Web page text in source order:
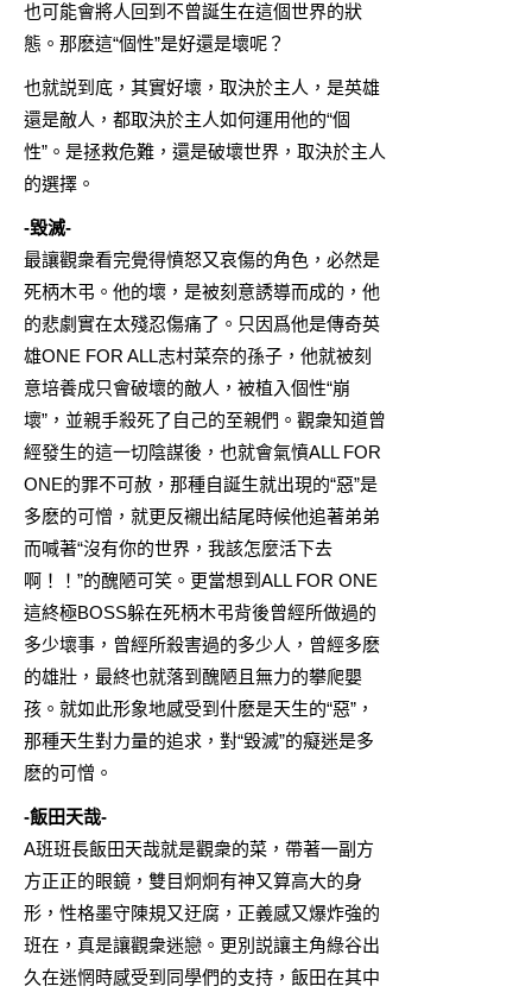
也可能會將人回到不曾誕生在這個世界的狀
態。那麽這“個性”是好還是壞呢？
也就説到底，其實好壞，取決於主人，是英雄
還是敵人，都取決於主人如何運用他的“個
性”。是拯救危難，還是破壞世界，取決於主人
的選擇。
-毀滅-
最讓觀衆看完覺得憤怒又哀傷的角色，必然是
死柄木弔。他的壞，是被刻意誘導而成的，他
的悲劇實在太殘忍傷痛了。只因爲他是傳奇英
雄ONE FOR ALL志村菜奈的孫子，他就被刻
意培養成只會破壞的敵人，被植入個性“崩
壞”，並親手殺死了自己的至親們。觀衆知道曾
經發生的這一切陰謀後，也就會氣憤ALL FOR
ONE的罪不可赦，那種自誕生就出現的“惡”是
多麽的可憎，就更反襯出結尾時候他追著弟弟
而喊著“沒有你的世界，我該怎麼活下去
啊！！”的醜陋可笑。更當想到ALL FOR ONE
這終極BOSS躲在死柄木弔背後曾經所做過的
多少壞事，曾經所殺害過的多少人，曾經多麽
的雄壯，最終也就落到醜陋且無力的攀爬嬰
孩。就如此形象地感受到什麽是天生的“惡”，
那種天生對力量的追求，對“毀滅”的癡迷是多
麽的可憎。
-飯田天哉-
A班班長飯田天哉就是觀衆的菜，帶著一副方
方正正的眼鏡，雙目炯炯有神又算高大的身
形，性格墨守陳規又迂腐，正義感又爆炸強的
班在，真是讓觀衆迷戀。更別説讓主角綠谷出
久在迷惘時感受到同學們的支持，飯田在其中